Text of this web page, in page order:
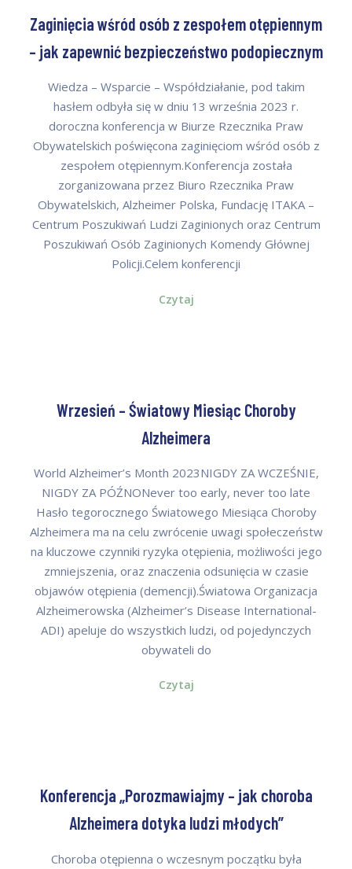
Zaginięcia wśród osób z zespołem otępiennym
– jak zapewnić bezpieczeństwo podopiecznym
Wiedza – Wsparcie – Współdziałanie, pod takim
hasłem odbyła się w dniu 13 września 2023 r.
doroczna konferencja w Biurze Rzecznika Praw
Obywatelskich poświęcona zaginięciom wśród osób z
zespołem otępiennym.Konferencja została
zorganizowana przez Biuro Rzecznika Praw
Obywatelskich, Alzheimer Polska, Fundację ITAKA –
Centrum Poszukiwań Ludzi Zaginionych oraz Centrum
Poszukiwań Osób Zaginionych Komendy Głównej
Policji.Celem konferencji
Czytaj
Wrzesień – Światowy Miesiąc Choroby
Alzheimera
World Alzheimer’s Month 2023NIGDY ZA WCZEŚNIE,
NIGDY ZA PÓŹNONever too early, never too late
Hasło tegorocznego Światowego Miesiąca Choroby
Alzheimera ma na celu zwrócenie uwagi społeczeństw
na kluczowe czynniki ryzyka otępienia, możliwości jego
zmniejszenia, oraz znaczenia odsunięcia w czasie
objawów otępienia (demencji).Światowa Organizacja
Alzheimerowska (Alzheimer’s Disease International-
ADI) apeluje do wszystkich ludzi, od pojedynczych
obywateli do
Czytaj
Konferencja „Porozmawiajmy – jak choroba
Alzheimera dotyka ludzi młodych”
Choroba otępienna o wczesnym początku była